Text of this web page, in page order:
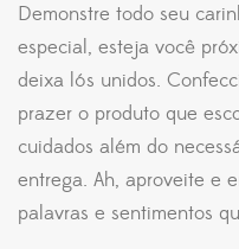
Demonstre todo seu
especial, esteja você
deixa lós unidos.
prazer o produto que
cuidados além do
entrega. Ah, aproveite e
palavras e sentimentos